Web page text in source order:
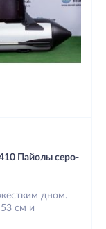
Пайолы серо-
дном.
см и